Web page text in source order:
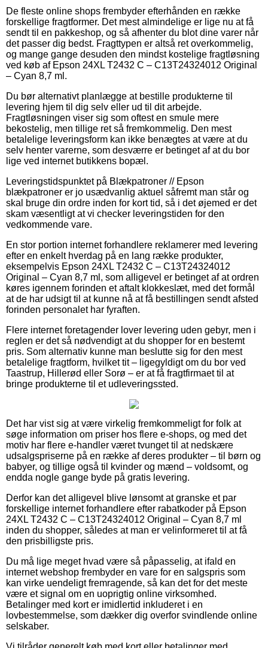
De fleste online shops frembyder efterhånden en række
forskellige fragtformer. Det mest almindelige er lige nu at få
sendt til en pakkeshop, og så afhenter du blot dine varer når
det passer dig bedst. Fragttypen er altså ret overkommelig,
og mange gange desuden den mindst kostelige fragtløsning
ved køb af Epson 24XL T2432 C – C13T24324012 Original
– Cyan 8,7 ml.
Du bør alternativt planlægge at bestille produkterne til
levering hjem til dig selv eller ud til dit arbejde.
Fragtløsningen viser sig som oftest en smule mere
bekostelig, men tillige ret så fremkommelig. Den mest
betalelige leveringsform kan ikke benægtes at være at du
selv henter varerne, som desværre er betinget af at du bor
lige ved internet butikkens bopæl.
Leveringstidspunktet på Blækpatroner // Epson
blækpatroner er jo usædvanlig aktuel såfremt man står og
skal bruge din ordre inden for kort tid, så i det øjemed er det
skam væsentligt at vi checker leveringstiden for den
vedkommende vare.
En stor portion internet forhandlere reklamerer med levering
efter en enkelt hverdag på en lang række produkter,
eksempelvis Epson 24XL T2432 C – C13T24324012
Original – Cyan 8,7 ml, som alligevel er betinget af at ordren
køres igennem forinden et aftalt klokkeslæt, med det formål
at de har udsigt til at kunne nå at få bestillingen sendt afsted
forinden personalet har fyraften.
Flere internet foretagender lover levering uden gebyr, men i
reglen er det så nødvendigt at du shopper for en bestemt
pris. Som alternativ kunne man beslutte sig for den mest
betalelige fragtform, hvilket tit – ligegyldigt om du bor ved
Taastrup, Hillerød eller Sorø – er at få fragtfirmaet til at
bringe produkterne til et udleveringssted.
Det har vist sig at være virkelig fremkommeligt for folk at
søge information om priser hos flere e-shops, og med det
motiv har flere e-handler været tvunget til at nedskære
udsalgspriserne på en række af deres produkter – til børn og
babyer, og tillige også til kvinder og mænd – voldsomt, og
endda nogle gange byde på gratis levering.
Derfor kan det alligevel blive lønsomt at granske et par
forskellige internet forhandlere efter rabatkoder på Epson
24XL T2432 C – C13T24324012 Original – Cyan 8,7 ml
inden du shopper, således at man er velinformeret til at få
den prisbilligste pris.
Du må lige meget hvad være så påpasselig, at ifald en
internet webshop frembyder en vare for en salgspris som
kan virke uendeligt fremragende, så kan det for det meste
være et signal om en uoprigtig online virksomhed.
Betalinger med kort er imidlertid inkluderet i en
lovbestemmelse, som dækker dig overfor svindlende online
selskaber.